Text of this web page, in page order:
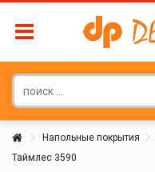
Напольные покрытия
Таймлес 3590